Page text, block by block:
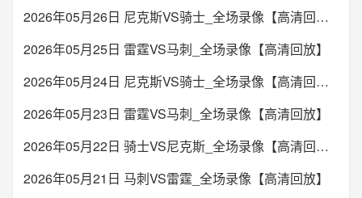
2026年05月26日 尼克斯VS骑士_全场录像【高清回放】
2026年05月25日 雷霆VS马刺_全场录像【高清回放】
2026年05月24日 尼克斯VS骑士_全场录像【高清回放】
2026年05月23日 雷霆VS马刺_全场录像【高清回放】
2026年05月22日 骑士VS尼克斯_全场录像【高清回放】
2026年05月21日 马刺VS雷霆_全场录像【高清回放】